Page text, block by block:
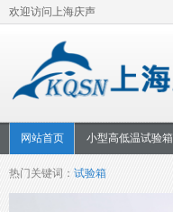
欢迎访问上海庆声
网站首页 小型高低温试验箱
热门关键词： 试验箱